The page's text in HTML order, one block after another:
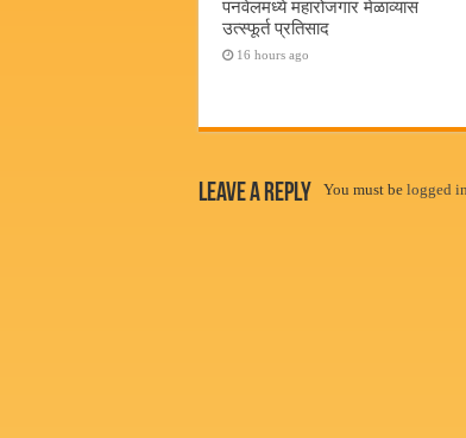
पनवेलमध्ये महारोजगार मेळाव्यास
उत्स्फूर्त प्रतिसाद
16 hours ago
Leave a Reply You must be logged in